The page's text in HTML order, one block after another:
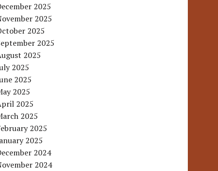
2025
2025
2025
2025
2025
2025
2025
2025
2025
2025
2025
2025
2024
2024